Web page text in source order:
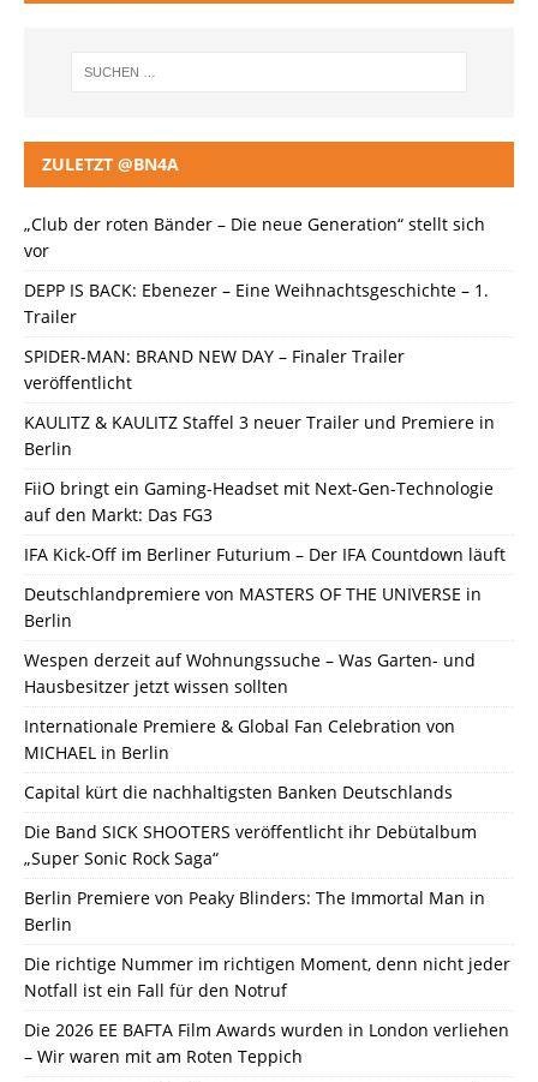
ZULETZT @BN4A
„Club der roten Bänder – Die neue Generation“ stellt sich
vor
DEPP IS BACK: Ebenezer – Eine Weihnachtsgeschichte – 1.
Trailer
SPIDER-MAN: BRAND NEW DAY – Finaler Trailer
veröffentlicht
KAULITZ & KAULITZ Staffel 3 neuer Trailer und Premiere in
Berlin
FiiO bringt ein Gaming-Headset mit Next-Gen-Technologie
auf den Markt: Das FG3
IFA Kick-Off im Berliner Futurium – Der IFA Countdown läuft
Deutschlandpremiere von MASTERS OF THE UNIVERSE in
Berlin
Wespen derzeit auf Wohnungssuche – Was Garten- und
Hausbesitzer jetzt wissen sollten
Internationale Premiere & Global Fan Celebration von
MICHAEL in Berlin
Capital kürt die nachhaltigsten Banken Deutschlands
Die Band SICK SHOOTERS veröffentlicht ihr Debütalbum
„Super Sonic Rock Saga“
Berlin Premiere von Peaky Blinders: The Immortal Man in
Berlin
Die richtige Nummer im richtigen Moment, denn nicht jeder
Notfall ist ein Fall für den Notruf
Die 2026 EE BAFTA Film Awards wurden in London verliehen
– Wir waren mit am Roten Teppich